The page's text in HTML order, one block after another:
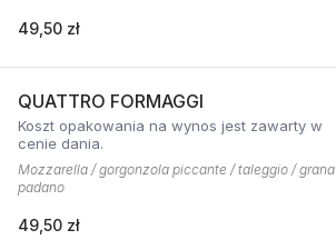
49,50 zł
QUATTRO FORMAGGI
Koszt opakowania na wynos jest zawarty w
cenie dania.
Mozzarella / gorgonzola piccante / taleggio / grana
padano
49,50 zł